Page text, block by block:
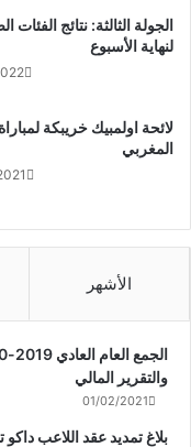
الجولة الثالثة: نتائج الفئات
لنهاية الأسبوع
لائحة اولمبيك خريبكة
المغربي
الأشهر
والتقرير المالي
01/02/2021
بلاغ تمديد عقد اللاعب داكو